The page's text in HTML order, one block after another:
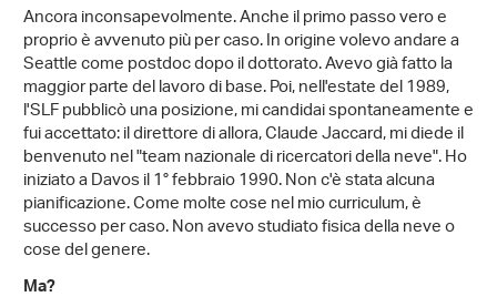
Ancora inconsapevolmente. Anche il primo passo vero e
proprio è avvenuto più per caso. In origine volevo andare a
Seattle come postdoc dopo il dottorato. Avevo già fatto la
maggior parte del lavoro di base. Poi, nell'estate del 1989,
l'SLF pubblicò una posizione, mi candidai spontaneamente e
fui accettato: il direttore di allora, Claude Jaccard, mi diede il
benvenuto nel "team nazionale di ricercatori della neve". Ho
iniziato a Davos il 1° febbraio 1990. Non c'è stata alcuna
pianificazione. Come molte cose nel mio curriculum, è
successo per caso. Non avevo studiato fisica della neve o
cose del genere.
Ma?